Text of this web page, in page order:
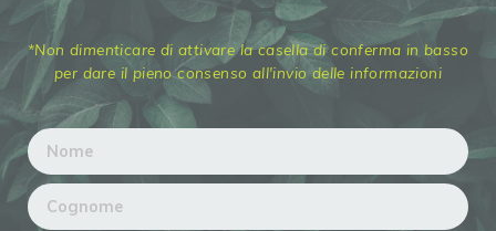
*Non dimenticare di attivare la casella di conferma in basso
per dare il pieno consenso all'invio delle informazioni